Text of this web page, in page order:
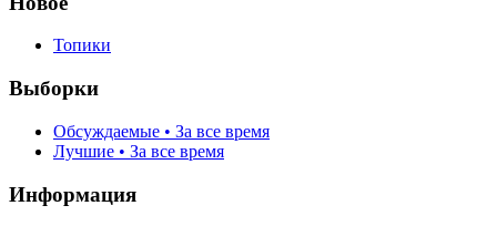
Топики
Выборки
Обсуждаемые • За все время
Лучшие • За все время
Информация